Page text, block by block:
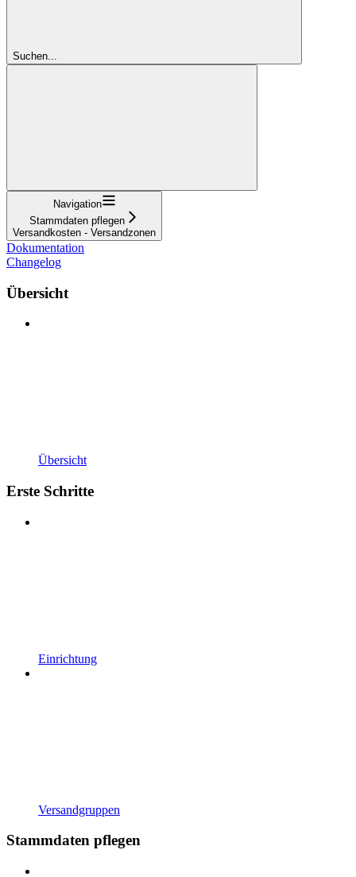
Suchen...
Navigation
Stammdaten pflegen
Versandkosten - Versandzonen
Dokumentation
Changelog
Übersicht
Übersicht
Erste Schritte
Einrichtung
Versandgruppen
Stammdaten pflegen